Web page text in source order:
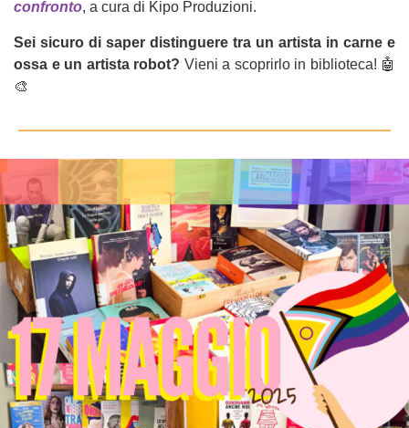
confronto, a cura di Kipo Produzioni.
Sei sicuro di saper distinguere tra un artista in carne e
ossa e un artista robot? Vieni a scoprirlo in biblioteca! 🤖
🎨